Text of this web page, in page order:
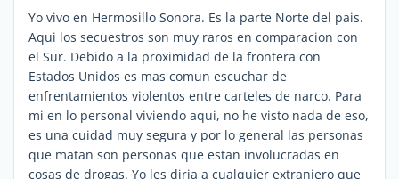
Yo vivo en Hermosillo Sonora. Es la parte Norte del pais.
Aqui los secuestros son muy raros en comparacion con
el Sur. Debido a la proximidad de la frontera con
Estados Unidos es mas comun escuchar de
enfrentamientos violentos entre carteles de narco. Para
mi en lo personal viviendo aqui, no he visto nada de eso,
es una cuidad muy segura y por lo general las personas
que matan son personas que estan involucradas en
cosas de drogas. Yo les diria a cualquier extranjero que